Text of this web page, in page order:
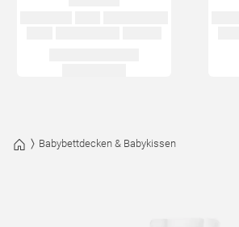
Babybettdecken & Babykissen